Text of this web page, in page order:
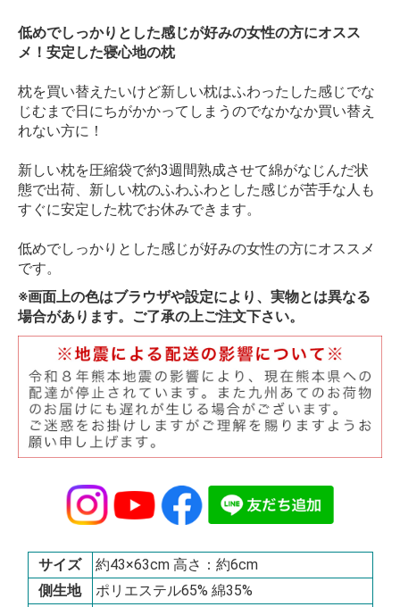
低めでしっかりとした感じが好みの女性の方にオスス
メ！安定した寝心地の枕
枕を買い替えたいけど新しい枕はふわったした感じでな
じむまで日にちがかかってしまうのでなかなか買い替え
れない方に！
新しい枕を圧縮袋で約3週間熟成させて綿がなじんだ状
態で出荷、新しい枕のふわふわとした感じが苦手な人も
すぐに安定した枕でお休みできます。
低めでしっかりとした感じが好みの女性の方にオススメ
です。
※画面上の色はブラウザや設定により、実物とは異なる
場合があります。ご了承の上ご注文下さい。
サイズ
約43×63cm 高さ：約6cm
側生地
ポリエステル65% 綿35%